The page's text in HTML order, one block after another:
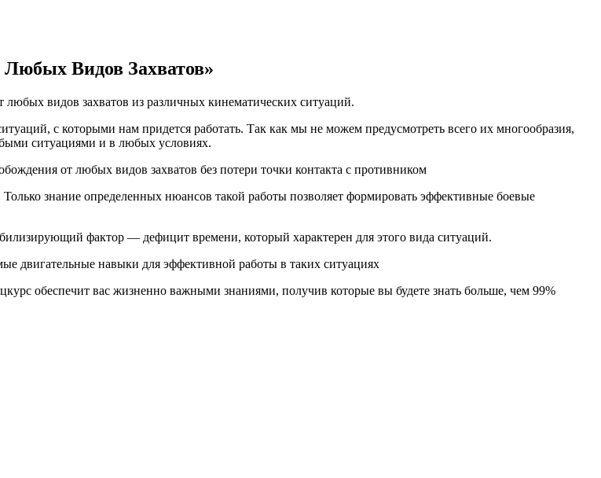
Видов Захватов»
видов захватов из различных кинематических ситуаций.
с которыми нам придется работать. Так как мы не можем предусмотреть всего их многообразия,
ситуациями и в любых условиях.
от любых видов захватов без потери точки контакта с противником
знание определенных нюансов такой работы позволяет формировать эффективные боевые
фактор — дефицит времени, который характерен для этого вида ситуаций.
двигательные навыки для эффективной работы в таких ситуациях
обеспечит вас жизненно важными знаниями, получив которые вы будете знать больше, чем 99%